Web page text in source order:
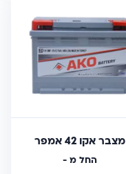
מצבר אקו 42 אמפר
החל מ -